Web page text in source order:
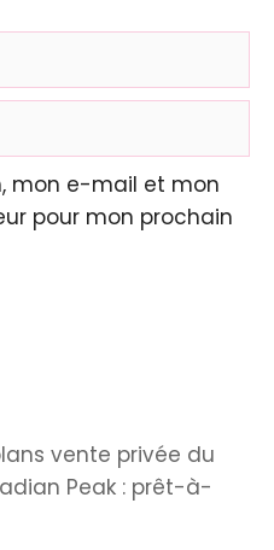
mon e-mail et mon
pour mon prochain
vente privée du
Peak : prêt-à-